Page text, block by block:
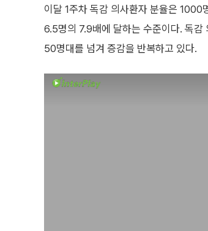
이달 1주차 독감 의사환자 분율은
6.5명의 7.9배에 달하는 수준이다. 독
50명대를 넘겨 증감을 반복하고 있다.